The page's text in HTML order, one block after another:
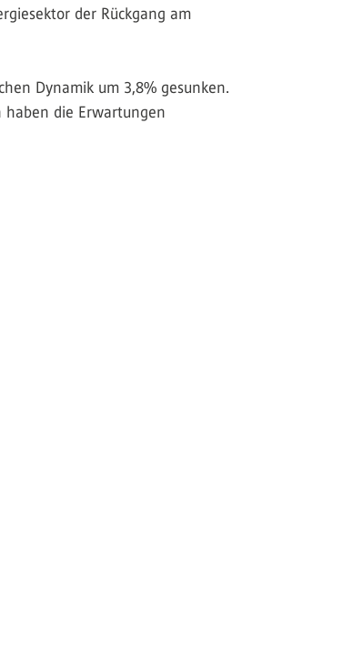
der Rückgang am
Dynamik um 3,8% gesunken.
haben die Erwartungen